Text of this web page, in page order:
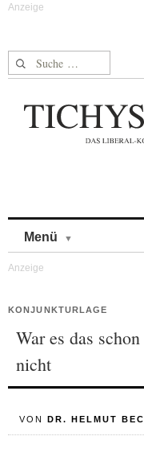
Suche nach:
Menü
KONJUNKTURLAGE
War es das
nicht
VON DR. HELMUT